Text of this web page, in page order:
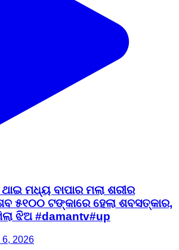
ମଧ୍ୟ ବାପାର ମଲା ଶରୀର
୫୧୦୦ ଟଙ୍କାରେ ହେଲା ଶବସତ୍କାର,
ଝିଅ #damantv#up
6, 2026